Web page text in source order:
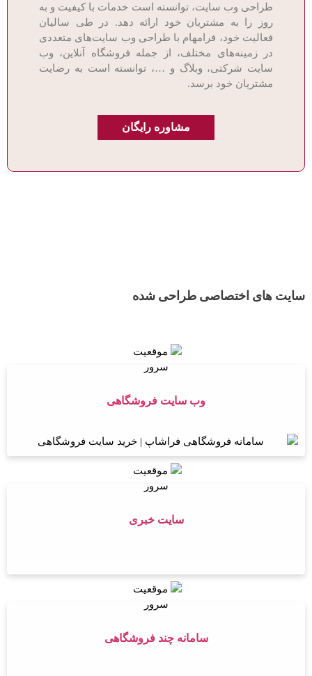
طراحی وب سایت، توانسته است خدمات با کیفیت و به
روز را به مشتریان خود ارائه دهد. در طی سالیان
فعالیت خود، فرامهام با طراحی وب سایت‌های متعددی
در زمینه‌های مختلف، از جمله فروشگاه آنلاین، وب
سایت شرکتی، وبلاگ و …، توانسته است به رضایت
مشتریان خود برسد.
مشاوره رایگان
سایت های اختصاصی طراحی شده
وب سایت فروشگاهی
سایت خبری
سامانه چند فروشگاهی